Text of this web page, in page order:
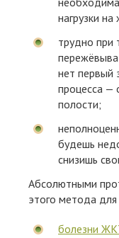
нагрузки
трудно при
нет первый
процесса —
полости;
будешь
снизишь
Абсолютными
этого метода
болезни